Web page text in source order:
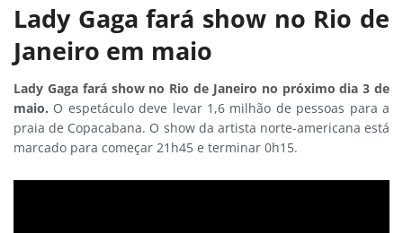
Lady Gaga fará show no Rio de
Janeiro em maio
Lady Gaga fará show no Rio de Janeiro no próximo dia 3 de
maio. O espetáculo deve levar 1,6 milhão de pessoas para a
praia de Copacabana. O show da artista norte-americana está
marcado para começar 21h45 e terminar 0h15.